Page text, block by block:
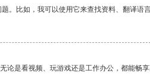
。比如，我可以使用它来查找资料、翻译语言
论是看视频、玩游戏还是工作办公，都能畅